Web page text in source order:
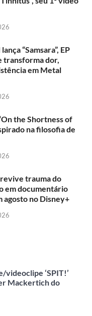
“Samsara”, EP
transforma dor,
em Metal
the Shortness of
na filosofia de
trauma do
em documentário
agosto no Disney+
videoclipe ‘SPIT!’
Mackertich do